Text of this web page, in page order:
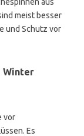
meist besser
und Schutz vor
Winter
vor
Es